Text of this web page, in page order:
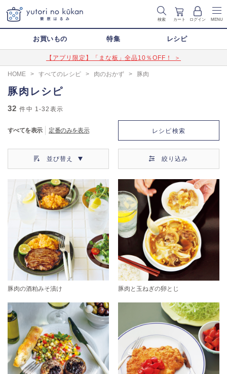
検索 カート ログイン MENU
お買いもの 特集 レシピ
【アプリ限定】「まな板」全品10％OFF！ ＞
HOME > すべてのレシピ > 肉のおかず > 豚肉
豚肉レシピ
32 件中 1-32 表示
すべてを表示 定番のみを表示 レシピ検索
並び替え 絞り込み
豚肉の酒粕みそ漬け 豚肉と玉ねぎの卵とじ